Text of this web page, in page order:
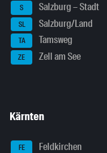
S Salzburg – Stadt
SL Salzburg/Land
TA Tamsweg
ZE Zell am See
Kärnten
FE Feldkirchen